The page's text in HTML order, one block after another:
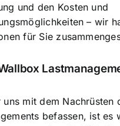
und den Kosten und
– wir
für Sie
uns mit dem Nachrüsten
befassen, ist es